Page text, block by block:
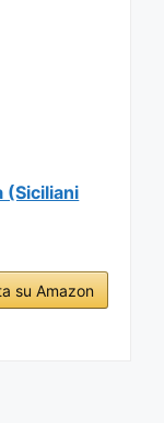
(Siciliani
su Amazon